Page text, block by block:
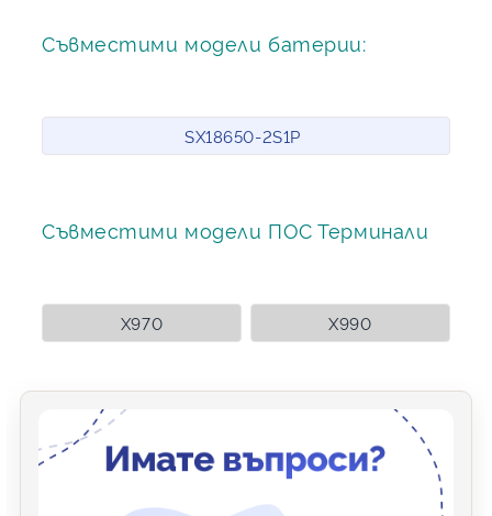
Съвместими модели батерии:
SX18650-2S1P
Съвместими модели ПОС Терминали
X970 X990